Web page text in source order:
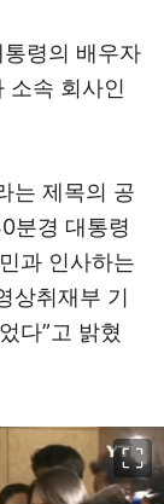
령의 배우자
소속 회사인
는 제목의 공
분경 대통령
과 인사하는
상취재부 기
다”고 밝혔